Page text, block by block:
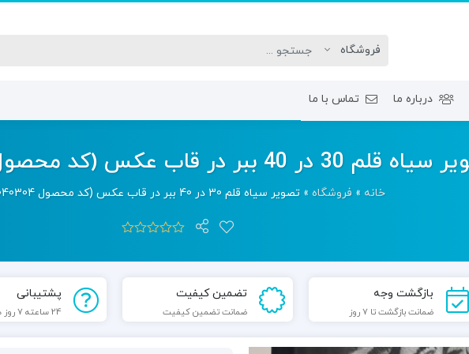
ترم اول – آموزش‌ مبانی سیاه قلم
ترم دوم – طراحی اولیه اجزای
صورت
ترم سوم –
چشم
درباره ما تماس با ما
30 در 40 ببر در قاب عکس (کد محصول 1404040304)
خانه »فروشگاه »تصویر سیاه قلم 30 در 40 ببر در قاب عکس (کد محصول 1404040304)
بازگشت وجه
ضمانت بازگشت تا 7 روز
تضمین کیفیت
ضمانت تضمین کیفیت
پشتیبانی
24 ساعته 7 روز هفته